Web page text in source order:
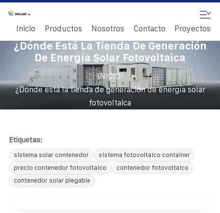
Inicio Productos Nosotros Contacto Proyectos
¿Dónde Está La Tienda De Generación
De Energía Solar Fotovoltaica
INICIO/
¿Dónde está la tienda de generación de energía solar
fotovoltaica
Etiquetas:
sistema solar contenedor
sistema fotovoltaico container
precio contenedor fotovoltaico
contenedor fotovoltaico
contenedor solar plegable